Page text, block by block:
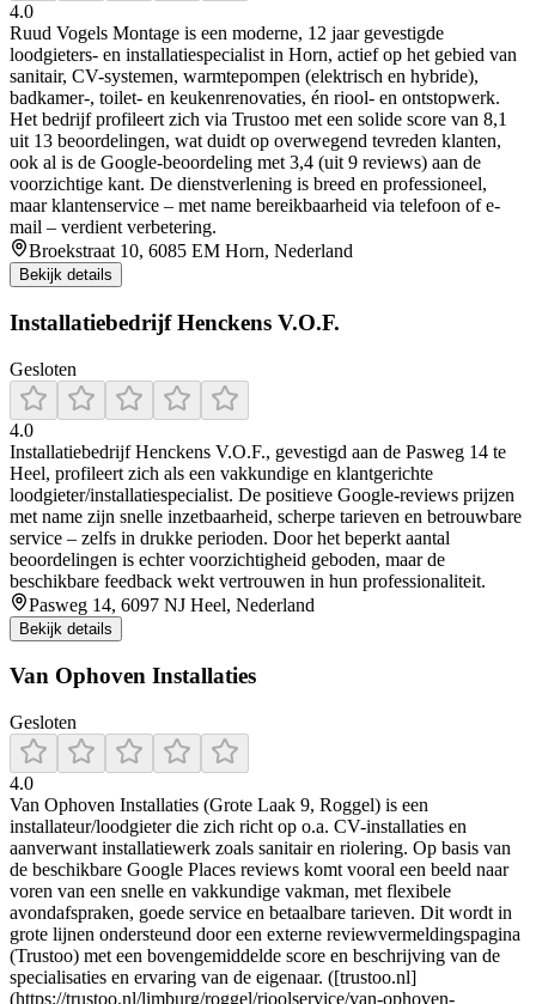
4.0
Ruud Vogels Montage is een moderne, 12 jaar gevestigde
loodgieters- en installatiespecialist in Horn, actief op het gebied van
sanitair, CV-systemen, warmtepompen (elektrisch en hybride),
badkamer-, toilet- en keukenrenovaties, én riool- en ontstopwerk.
Het bedrijf profileert zich via Trustoo met een solide score van 8,1
uit 13 beoordelingen, wat duidt op overwegend tevreden klanten,
ook al is de Google-beoordeling met 3,4 (uit 9 reviews) aan de
voorzichtige kant. De dienstverlening is breed en professioneel,
maar klantenservice – met name bereikbaarheid via telefoon of e-
mail – verdient verbetering.
Broekstraat 10, 6085 EM Horn, Nederland
Bekijk details
Installatiebedrijf Henckens V.O.F.
Gesloten
4.0
Installatiebedrijf Henckens V.O.F., gevestigd aan de Pasweg 14 te
Heel, profileert zich als een vakkundige en klantgerichte
loodgieter/installatiespecialist. De positieve Google-reviews prijzen
met name zijn snelle inzetbaarheid, scherpe tarieven en betrouwbare
service – zelfs in drukke perioden. Door het beperkt aantal
beoordelingen is echter voorzichtigheid geboden, maar de
beschikbare feedback wekt vertrouwen in hun professionaliteit.
Pasweg 14, 6097 NJ Heel, Nederland
Bekijk details
Van Ophoven Installaties
Gesloten
4.0
Van Ophoven Installaties (Grote Laak 9, Roggel) is een
installateur/loodgieter die zich richt op o.a. CV-installaties en
aanverwant installatiewerk zoals sanitair en riolering. Op basis van
de beschikbare Google Places reviews komt vooral een beeld naar
voren van een snelle en vakkundige vakman, met flexibele
avondafspraken, goede service en betaalbare tarieven. Dit wordt in
grote lijnen ondersteund door een externe reviewvermeldingspagina
(Trustoo) met een bovengemiddelde score en beschrijving van de
specialisaties en ervaring van de eigenaar. ([trustoo.nl]
(https://trustoo.nl/limburg/roggel/rioolservice/van-ophoven-